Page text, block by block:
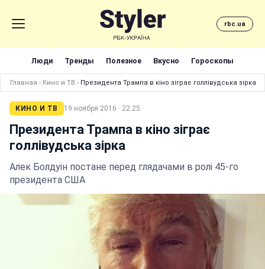
rbc.ua
Люди Тренды Полезное Вкусно Гороскопы
Главная › Кино и ТВ › Президента Трампа в кіно зіграє голлівудська зірка
КИНО И ТВ 19 ноября 2016 · 22:25
Президента Трампа в кіно зіграє
голлівудська зірка
Алек Болдуін постане перед глядачами в ролі 45-го
президента США